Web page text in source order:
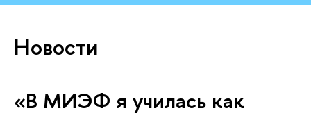
Новости
«В МИЭФ я училась как